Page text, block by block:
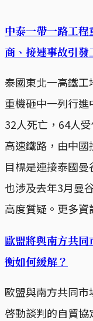
中泰一帶一路工
商、接連事故引發
泰國東北一高鐵工
重機砸中一列行
32人死亡，64人
高速鐵路，由中國
目標是連接泰國
也涉及去年3月曼
高度質疑。更多資
歐盟將與南方共
衡如何緩解？
歐盟與南方共同
啓動談判的自貿